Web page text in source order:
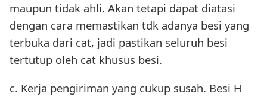
maupun tidak ahli. Akan tetapi dapat diatasi
dengan cara memastikan tdk adanya besi yang
terbuka dari cat, jadi pastikan seluruh besi
tertutup oleh cat khusus besi.
c. Kerja pengiriman yang cukup susah. Besi H